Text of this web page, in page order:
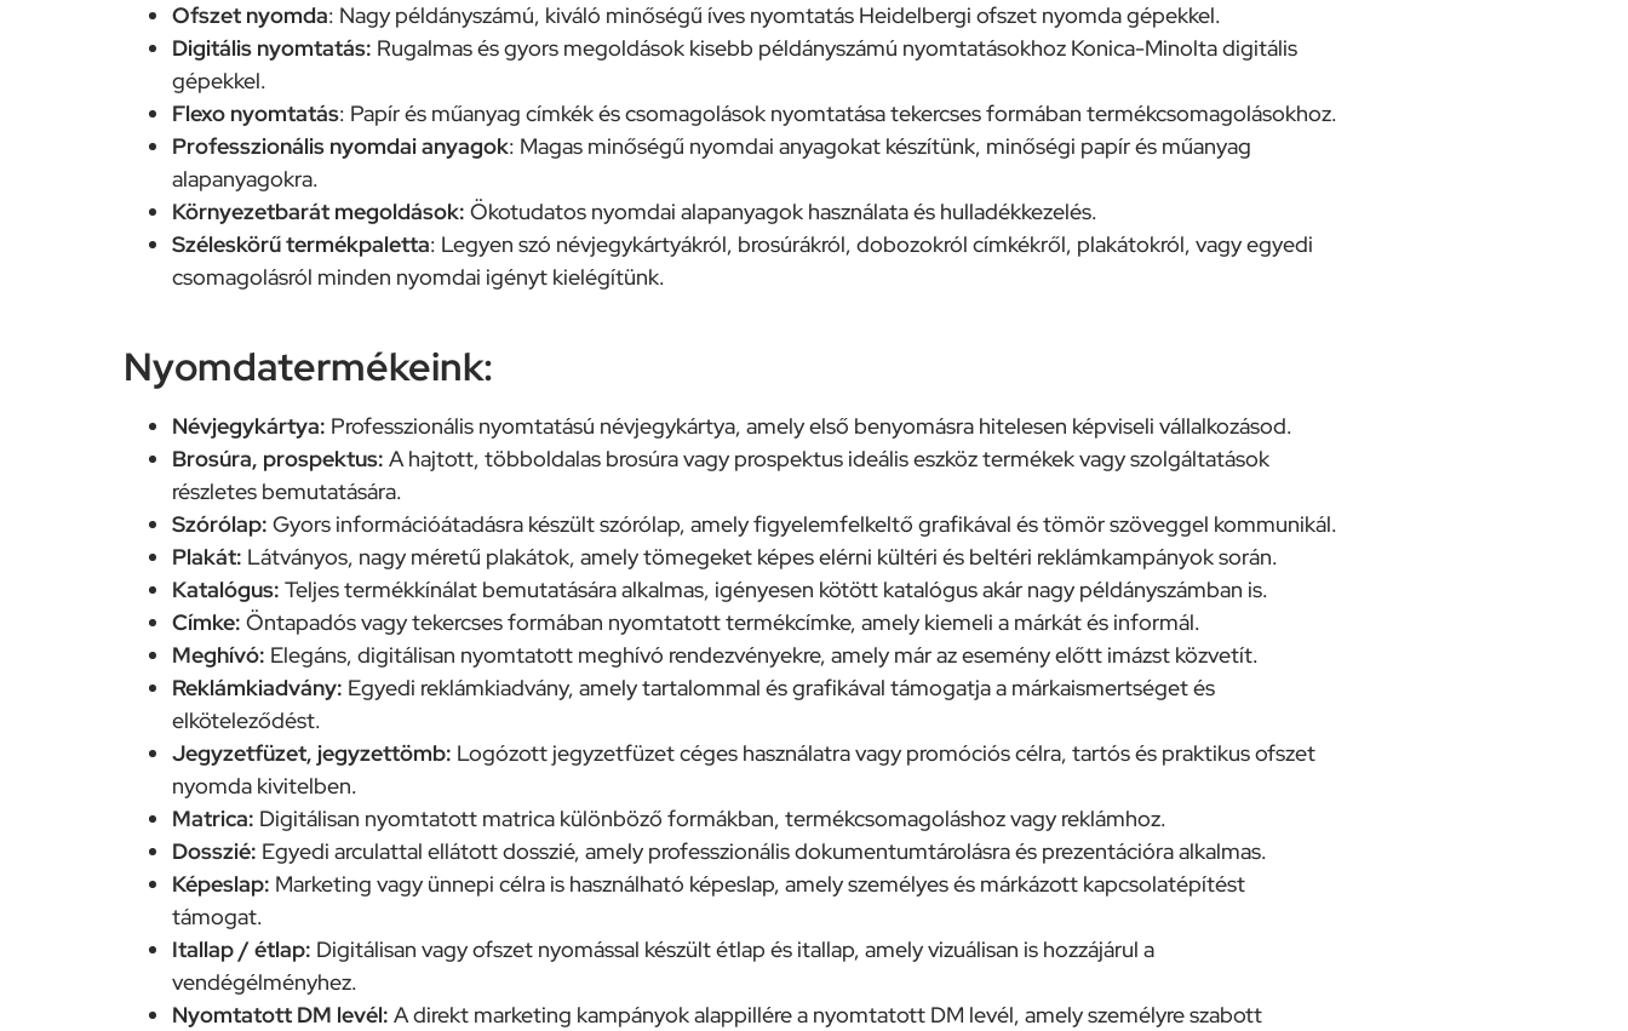
Ofszet nyomda: Nagy példányszámú, kiváló minőségű íves nyomtatás Heidelbergi ofszet nyomda gépekkel.
Digitális nyomtatás: Rugalmas és gyors megoldások kisebb példányszámú nyomtatásokhoz Konica-Minolta digitális
gépekkel.
Flexo nyomtatás: Papír és műanyag címkék és csomagolások nyomtatása tekercses formában termékcsomagolásokhoz.
Professzionális nyomdai anyagok: Magas minőségű nyomdai anyagokat készítünk, minőségi papír és műanyag
alapanyagokra.
Környezetbarát megoldások: Ökotudatos nyomdai alapanyagok használata és hulladékkezelés.
Széleskörű termékpaletta: Legyen szó névjegykártyákról, brosúrákról, dobozokról címkékről, plakátokról, vagy egyedi
csomagolásról minden nyomdai igényt kielégítünk.
Nyomdatermékeink:
Névjegykártya: Professzionális nyomtatású névjegykártya, amely első benyomásra hitelesen képviseli vállalkozásod.
Brosúra, prospektus: A hajtott, többoldalas brosúra vagy prospektus ideális eszköz termékek vagy szolgáltatások
részletes bemutatására.
Szórólap: Gyors információátadásra készült szórólap, amely figyelemfelkeltő grafikával és tömör szöveggel kommunikál.
Plakát: Látványos, nagy méretű plakátok, amely tömegeket képes elérni kültéri és beltéri reklámkampányok során.
Katalógus: Teljes termékkínálat bemutatására alkalmas, igényesen kötött katalógus akár nagy példányszámban is.
Címke: Öntapadós vagy tekercses formában nyomtatott termékcímke, amely kiemeli a márkát és informál.
Meghívó: Elegáns, digitálisan nyomtatott meghívó rendezvényekre, amely már az esemény előtt imázst közvetít.
Reklámkiadvány: Egyedi reklámkiadvány, amely tartalommal és grafikával támogatja a márkaismertséget és
elköteleződést.
Jegyzetfüzet, jegyzettömb: Logózott jegyzetfüzet céges használatra vagy promóciós célra, tartós és praktikus ofszet
nyomda kivitelben.
Matrica: Digitálisan nyomtatott matrica különböző formákban, termékcsomagoláshoz vagy reklámhoz.
Dosszié: Egyedi arculattal ellátott dosszié, amely professzionális dokumentumtárolásra és prezentációra alkalmas.
Képeslap: Marketing vagy ünnepi célra is használható képeslap, amely személyes és márkázott kapcsolatépítést
támogat.
Itallap / étlap: Digitálisan vagy ofszet nyomással készült étlap és itallap, amely vizuálisan is hozzájárul a
vendégélményhez.
Nyomtatott DM levél: A direkt marketing kampányok alappillére a nyomtatott DM levél, amely személyre szabott